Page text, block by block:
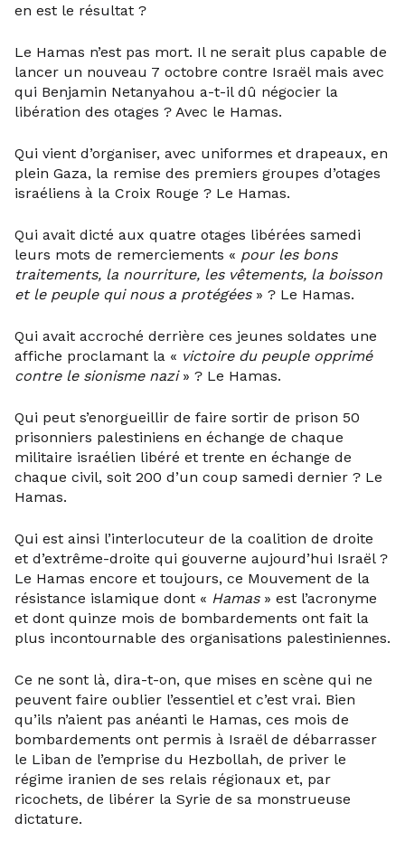
en est le résultat ?
Le Hamas n’est pas mort. Il ne serait plus capable de
lancer un nouveau 7 octobre contre Israël mais avec
qui Benjamin Netanyahou a-t-il dû négocier la
libération des otages ? Avec le Hamas.
Qui vient d’organiser, avec uniformes et drapeaux, en
plein Gaza, la remise des premiers groupes d’otages
israéliens à la Croix Rouge ? Le Hamas.
Qui avait dicté aux quatre otages libérées samedi
leurs mots de remerciements « pour les bons
traitements, la nourriture, les vêtements, la boisson
et le peuple qui nous a protégées» ? Le Hamas.
Qui avait accroché derrière ces jeunes soldates une
affiche proclamant la « victoire du peuple opprimé
contre le sionisme nazi» ? Le Hamas.
Qui peut s’enorgueillir de faire sortir de prison 50
prisonniers palestiniens en échange de chaque
militaire israélien libéré et trente en échange de
chaque civil, soit 200 d’un coup samedi dernier ? Le
Hamas.
Qui est ainsi l’interlocuteur de la coalition de droite
et d’extrême-droite qui gouverne aujourd’hui Israël ?
Le Hamas encore et toujours, ce Mouvement de la
résistance islamique dont « Hamas» est l’acronyme
et dont quinze mois de bombardements ont fait la
plus incontournable des organisations palestiniennes.
Ce ne sont là, dira-t-on, que mises en scène qui ne
peuvent faire oublier l’essentiel et c’est vrai. Bien
qu’ils n’aient pas anéanti le Hamas, ces mois de
bombardements ont permis à Israël de débarrasser
le Liban de l’emprise du Hezbollah, de priver le
régime iranien de ses relais régionaux et, par
ricochets, de libérer la Syrie de sa monstrueuse
dictature.